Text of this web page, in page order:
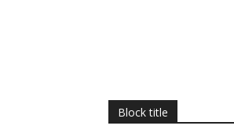
Block title